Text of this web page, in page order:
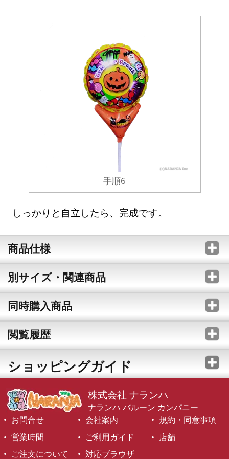
手順6
しっかりと自立したら、完成です。
商品仕様
別サイズ・関連商品
同時購入商品
閲覧履歴
ショッピングガイド
株式会社 ナランハ
ナランハ バルーン カンパニー
お問合せ
会社案内
規約・同意事項
営業時間
ご利用ガイド
店舗
ご注文について
対応ブラウザ